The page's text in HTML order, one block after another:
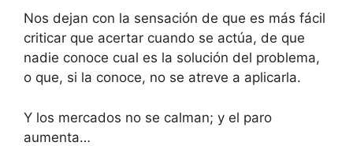
Nos dejan con la sensación de que es más fácil
criticar que acertar cuando se actúa, de que
nadie conoce cual es la solución del problema,
o que, si la conoce, no se atreve a aplicarla.
Y los mercados no se calman; y el paro
aumenta…